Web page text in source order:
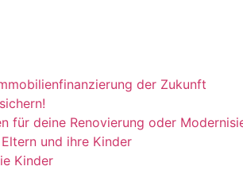
der Zukunft
für deine Renovierung oder
und ihre Kinder
Kinder